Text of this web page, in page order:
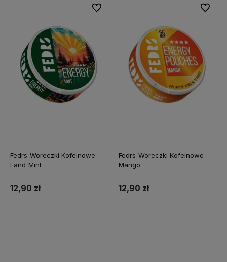
Fedrs Woreczki Kofeinowe
Land Mint
12,90 zł
Do ulubionych
Fedrs Woreczki Kofeinowe
Mango
12,90 zł
Do